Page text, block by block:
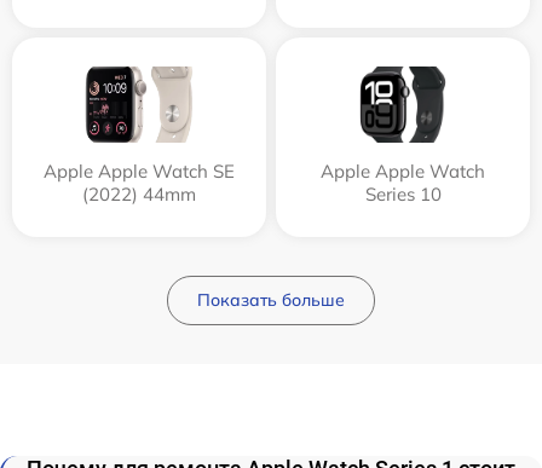
Apple Apple Watch SE
(2022) 44mm
Apple Apple Watch
Series 10
Показать больше